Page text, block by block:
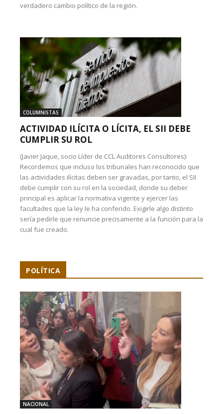
verdadero cambio político de la región.
COLUMNISTAS
ACTIVIDAD ILÍCITA O LÍCITA, EL SII DEBE
CUMPLIR SU ROL
(Javier Jaque, socio Líder de CCL Auditores Consultores):
Recordemos que incluso los tribunales han reconocido que
las actividades ilícitas deben ser gravadas, por tanto, el SII
debe cumplir con su rol en la sociedad, donde su deber
principal es aplicar la normativa vigente y ejercer las
facultades que la ley le ha conferido. Exigirle algo distinto
sería pedirle que renuncie precisamente a la función para la
cual fue creado.
POLÍTICA
NACIONAL